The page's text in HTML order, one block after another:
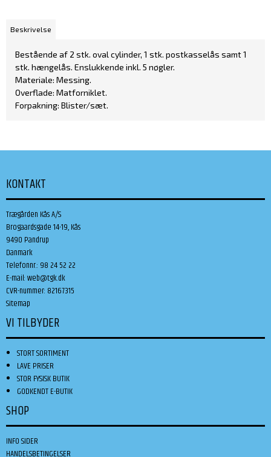
Beskrivelse
Bestående af 2 stk. oval cylinder, 1 stk. postkasselås samt 1
stk. hængelås. Enslukkende inkl. 5 nøgler.
Materiale: Messing.
Overflade: Matforniklet.
Forpakning: Blister/sæt.
KONTAKT
Trægården Kås A/S
Brogaardsgade 14-19, Kås
9490 Pandrup
Danmark
Telefonnr.: 98 24 52 22
E-mail:web@tgk.dk
CVR-nummer: 82167315
Sitemap
VI TILBYDER
STORT SORTIMENT
LAVE PRISER
STOR FYSISK BUTIK
GODKENDT E-BUTIK
SHOP
INFO SIDER
HANDELSBETINGELSER